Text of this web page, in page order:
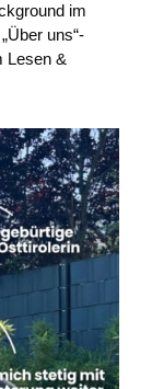
im
uns“-
Lesen &